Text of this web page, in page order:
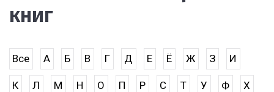
книг
Все А Б В Г Д Е Ё Ж З И
К Л М Н О П Р С Т У Ф Х